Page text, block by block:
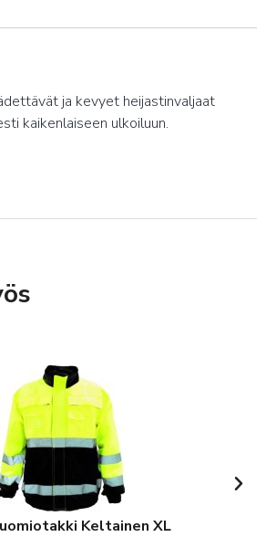
ja kevyet heijastinvaljaat
kaikenlaiseen ulkoiluun.
Keltainen XL